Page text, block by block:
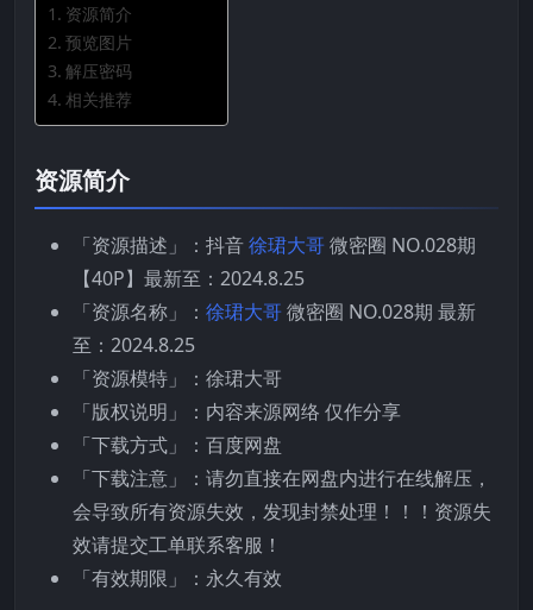
资源简介
预览图片
解压密码
相关推荐
资源简介
「资源描述」：抖音徐珺大哥微密圈 NO.028期
【40P】最新至：2024.8.25
「资源名称」： 徐珺大哥微密圈 NO.028期 最新
至：2024.8.25
「资源模特」：徐珺大哥
「版权说明」：内容来源网络 仅作分享
「下载方式」：百度网盘
「下载注意」：请勿直接在网盘内进行在线解压，
会导致所有资源失效，发现封禁处理！！！资源失
效请提交工单联系客服！
「有效期限」：永久有效